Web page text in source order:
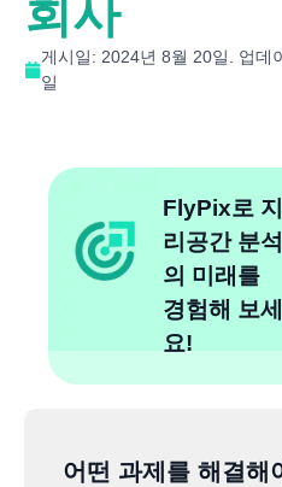
회사
게시일: 2024년 8월 20일. 업데
일
FlyPix로 지
리공간 분석
의 미래를
경험해 보세
요!
어떤 과제를 해결해